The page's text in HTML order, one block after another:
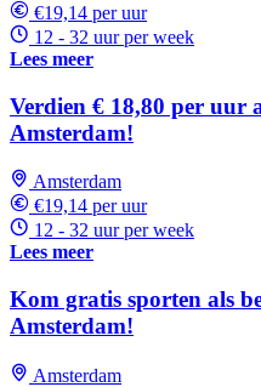
€19,14 per uur
12 - 32 uur per week
Lees meer
Verdien € 18,80 per uur
Amsterdam!
Amsterdam
€19,14 per uur
12 - 32 uur per week
Lees meer
Kom gratis sporten als
Amsterdam!
Amsterdam